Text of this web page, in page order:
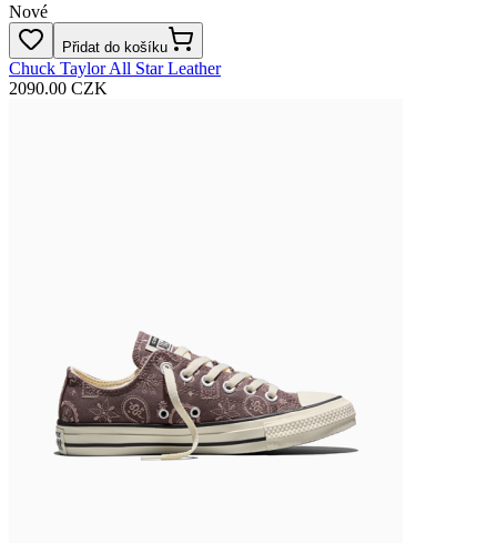
Nové
Přidat do košíku
Chuck Taylor All Star Leather
2090.00 CZK